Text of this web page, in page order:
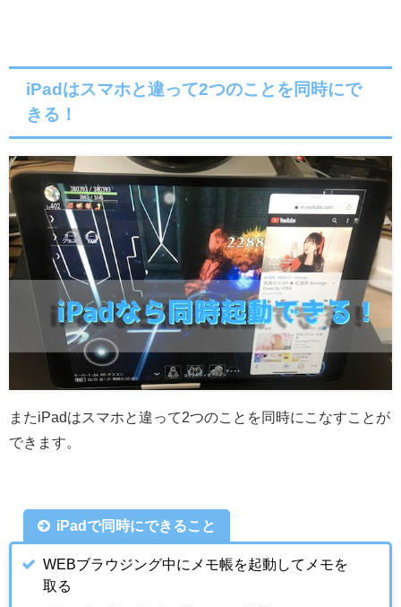
iPadはスマホと違って2つのことを同時にで
きる！
またiPadはスマホと違って2つのことを同時にこなすことが
できます。
iPadで同時にできること
WEBブラウジング中にメモ帳を起動してメモを
取る